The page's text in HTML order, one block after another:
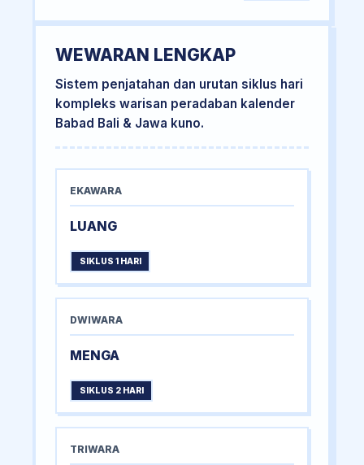
WEWARAN LENGKAP
Sistem penjatahan dan urutan siklus hari
kompleks warisan peradaban kalender
Babad Bali & Jawa kuno.
EKAWARA
LUANG
SIKLUS 1 HARI
DWIWARA
MENGA
SIKLUS 2 HARI
TRIWARA